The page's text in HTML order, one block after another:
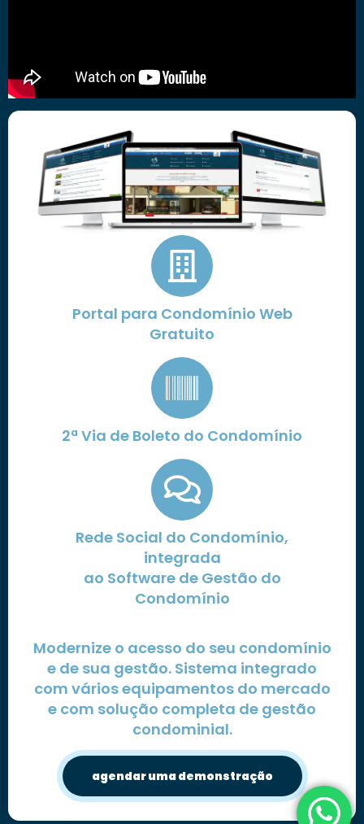
Portal para Condomínio Web
Gratuito
2ª Via de Boleto do Condomínio
Rede Social do Condomínio,
integrada
ao Software de Gestão do
Condomínio
Modernize o acesso do seu condomínio
e de sua gestão. Sistema integrado
com vários equipamentos do mercado
e com solução completa de gestão
condominial.
agendar uma demonstração